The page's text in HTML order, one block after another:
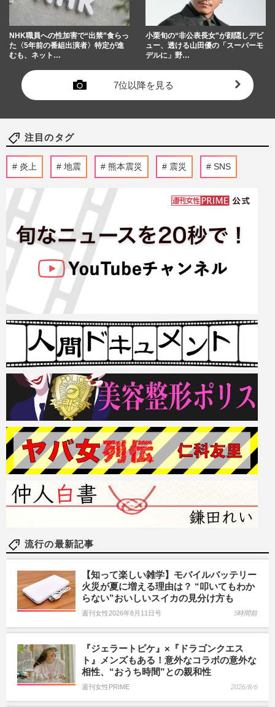
NHK職員への性加害で“出禁”食らっ
た〈5年前の番組出演者〉特定が進
むも、ネット…
小栗旬の“非公表長女”が顔隠しデビ
ュー、透ける山田優の「スーパーモ
デルに」野…
7位以降を見る
注目のタグ
炎上 地震 熊本震災 震災 SNS
流行の最新記事
【知って楽しい雑学】モバイルバッテリー
火災が夏に増える理由は？ “叩いてもわか
らない”おいしいスイカの見分け方も
週刊女性2026年8月11日号 5時間前
『ジェラートピケ』×『ドラゴンクエス
ト』メンズもある！意外なコラボの意外な
相性、“おうち時間”との親和性
週刊女性PRIME 2026/8/6